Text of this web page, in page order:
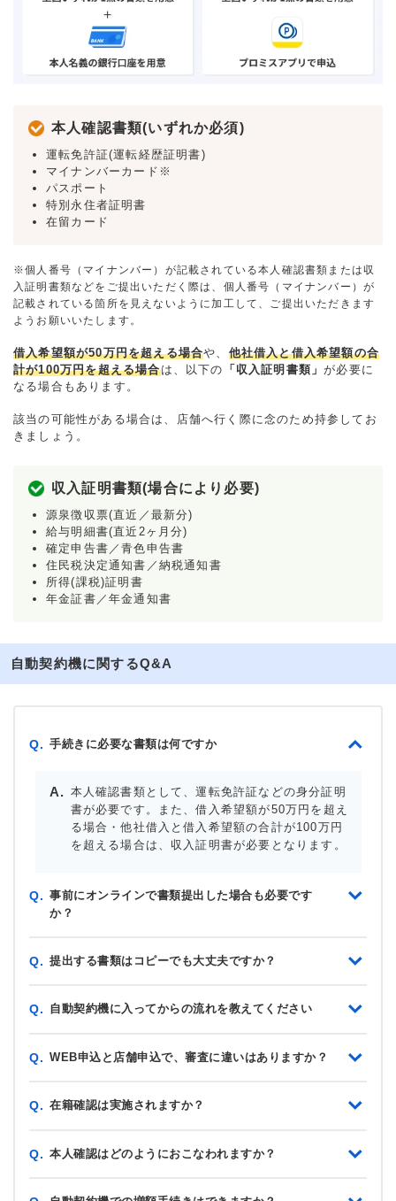
本人確認書類(いずれか必須)
運転免許証(運転経歴証明書)
マイナンバーカード※
パスポート
特別永住者証明書
在留カード
※個人番号（マイナンバー）が記載されている本人確認書類または収
入証明書類などをご提出いただく際は、個人番号（マイナンバー）が
記載されている箇所を見えないように加工して、ご提出いただきます
ようお願いいたします。
借入希望額が50万円を超える場合や、 他社借入と借入希望額の合
計が100万円を超える場合は、以下の 「収入証明書類」が必要に
なる場合もあります。
該当の可能性がある場合は、店舗へ行く際に念のため持参してお
きましょう。
収入証明書類(場合により必要)
源泉徴収票(直近／最新分)
給与明細書(直近2ヶ月分)
確定申告書／青色申告書
住民税決定通知書／納税通知書
所得(課税)証明書
年金証書／年金通知書
自動契約機に関するQ&A
Q. 手続きに必要な書類は何ですか
本人確認書類として、運転免許証などの身分証明
書が必要です。また、借入希望額が50万円を超え
る場合・他社借入と借入希望額の合計が100万円
を超える場合は、収入証明書が必要となります。
Q. 事前にオンラインで書類提出した場合も必要です
か？
Q. 提出する書類はコピーでも大丈夫ですか？
Q. 自動契約機に入ってからの流れを教えてください
Q. WEB申込と店舗申込で、審査に違いはありますか？
Q. 在籍確認は実施されますか？
Q. 本人確認はどのようにおこなわれますか？